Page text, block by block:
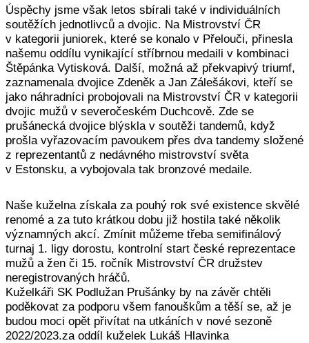
Úspěchy jsme však letos sbírali také v individuálních
soutěžích jednotlivců a dvojic. Na Mistrovství ČR
v kategorii juniorek, které se konalo v Přelouči, přinesla
našemu oddílu vynikající stříbrnou medaili v kombinaci
Štěpánka Vytisková. Další, možná až překvapivý triumf,
zaznamenala dvojice Zdeněk a Jan Zálešákovi, kteří se
jako náhradníci probojovali na Mistrovství ČR v kategorii
dvojic mužů v severočeském Duchcově. Zde se
prušánecká dvojice blýskla v soutěži tandemů, když
prošla vyřazovacím pavoukem přes dva tandemy složené
z reprezentantů z nedávného mistrovství světa
v Estonsku, a vybojovala tak bronzové medaile.
Naše kuželna získala za pouhý rok své existence skvělé
renomé a za tuto krátkou dobu již hostila také několik
významných akcí. Zmínit můžeme třeba semifinálový
turnaj 1. ligy dorostu, kontrolní start české reprezentace
mužů a žen či 15. ročník Mistrovství ČR družstev
neregistrovaných hráčů.
Kuželkáři SK Podlužan Prušánky by na závěr chtěli
poděkovat za podporu všem fanouškům a těší se, až je
budou moci opět přivítat na utkáních v nové sezoně
2022/2023.za oddíl kuželek Lukáš Hlavinka